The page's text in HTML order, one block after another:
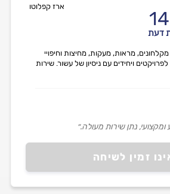
ארז קפלוטו
דעת
זמין לשיחה
מראות, מעקות, מחיצות וחיפויי
ויחידים עם ניסיון של עשור. שירות
ומקצועי, נתן שירות מעולה.״